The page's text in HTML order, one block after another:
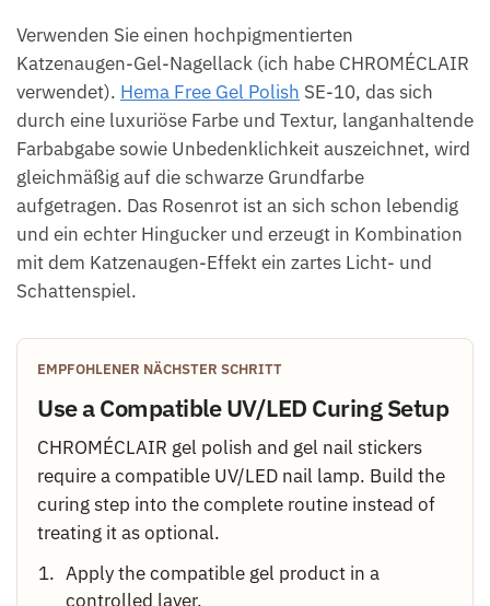
Verwenden Sie einen hochpigmentierten
Katzenaugen-Gel-Nagellack (ich habe CHROMÉCLAIR
verwendet). Hema Free Gel Polish SE-10, das sich
durch eine luxuriöse Farbe und Textur, langanhaltende
Farbabgabe sowie Unbedenklichkeit auszeichnet, wird
gleichmäßig auf die schwarze Grundfarbe
aufgetragen. Das Rosenrot ist an sich schon lebendig
und ein echter Hingucker und erzeugt in Kombination
mit dem Katzenaugen-Effekt ein zartes Licht- und
Schattenspiel.
EMPFOHLENER NÄCHSTER SCHRITT
Use a Compatible UV/LED Curing Setup
CHROMÉCLAIR gel polish and gel nail stickers
require a compatible UV/LED nail lamp. Build the
curing step into the complete routine instead of
treating it as optional.
Apply the compatible gel product in a
controlled layer.